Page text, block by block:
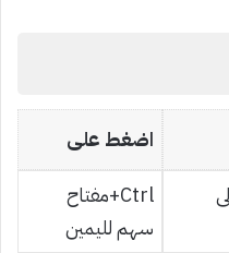
اضغط على
Ctrl+مفتاح
سهم لليمين